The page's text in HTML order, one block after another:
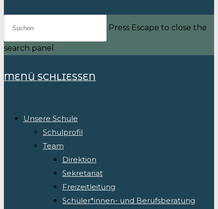
Press Escape to close the
search panel.
MENÜ SCHLIESSEN
Unsere Schule
Schulprofil
Team
Direktion
Sekretariat
Freizeitleitung
Schüler*innen- und Berufsberatung